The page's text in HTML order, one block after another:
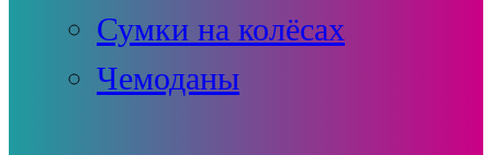
Сумки на колёсах
Чемоданы